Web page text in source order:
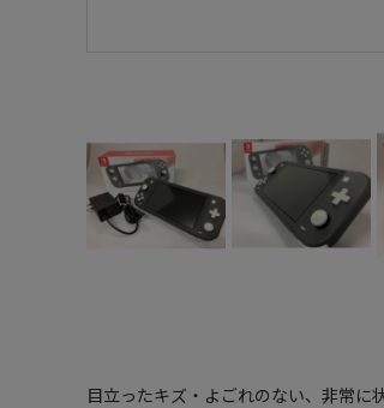
目立ったキズ・よごれのない、非常に